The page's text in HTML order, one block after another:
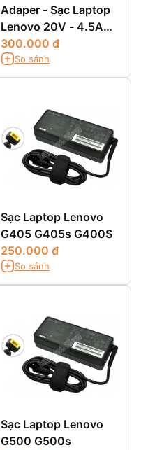
Adaper - Sạc Laptop
Lenovo 20V - 4.5A
Chân Vuông
300.000 đ
So sánh
Sạc Laptop Lenovo
G405 G405s G400S
250.000 đ
So sánh
Sạc Laptop Lenovo
G500 G500s